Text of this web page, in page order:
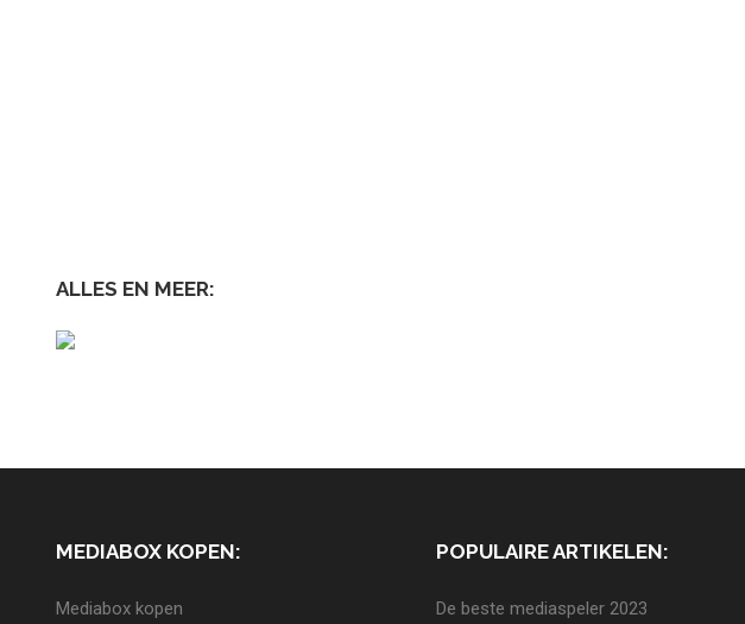
ALLES EN MEER:
MEDIABOX KOPEN:
Mediabox kopen
POPULAIRE ARTIKELEN:
De beste mediaspeler 2023